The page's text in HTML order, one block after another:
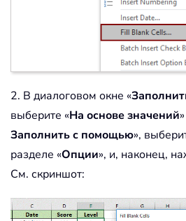
2. В диалоговом окне «
выберите «На основе значений
Заполнить с помощью»,
разделе «Опции», и, наконец,
См. скриншот: